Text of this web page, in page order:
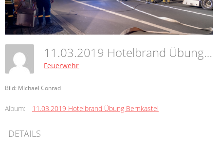
11.03.2019 Hotelbrand Übung Bernkastel
Feuerwehr
Bild: Michael Conrad
Album: 11.03.2019 Hotelbrand Übung Bernkastel
DETAILS